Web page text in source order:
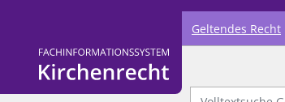
Logo Fachinformationssystem Kirchenrecht
Geltendes Recht
Volltextsuche